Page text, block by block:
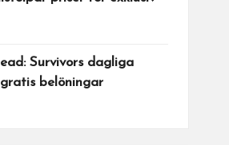
Survivors dagliga
belöningar